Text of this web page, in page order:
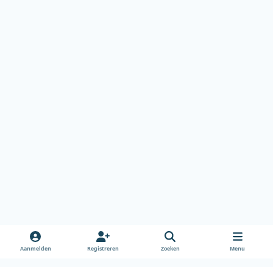
Aanmelden Registreren Zoeken Menu